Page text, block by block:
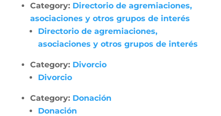
Category: Directorio de agremiaciones,
asociaciones y otros grupos de interés
Directorio de agremiaciones,
asociaciones y otros grupos de interés
Category: Divorcio
Divorcio
Category: Donación
Donación